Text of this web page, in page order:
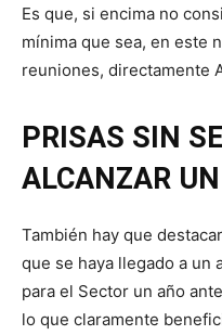
Es que, si encima no
mínima que sea, en este
reuniones, directamente
PRISAS SIN
ALCANZAR
También hay que
que se haya llegado a un
para el Sector un año
lo que claramente